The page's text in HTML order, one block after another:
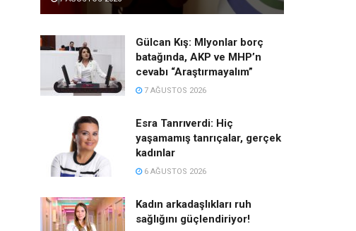
Gülcan Kış: Mlyonlar borç
batağında, AKP ve MHP’n
cevabı “Araştırmayalım”
7 AĞUSTOS 2026
Esra Tanrıverdi: Hiç
yaşamamış tanrıçalar, gerçek
kadınlar
6 AĞUSTOS 2026
Kadın arkadaşlıkları ruh
sağlığını güçlendiriyor!